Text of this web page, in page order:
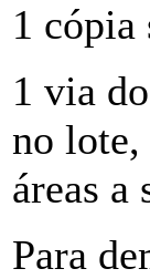
1 cópia
1 via
no lote,
áreas a
Para